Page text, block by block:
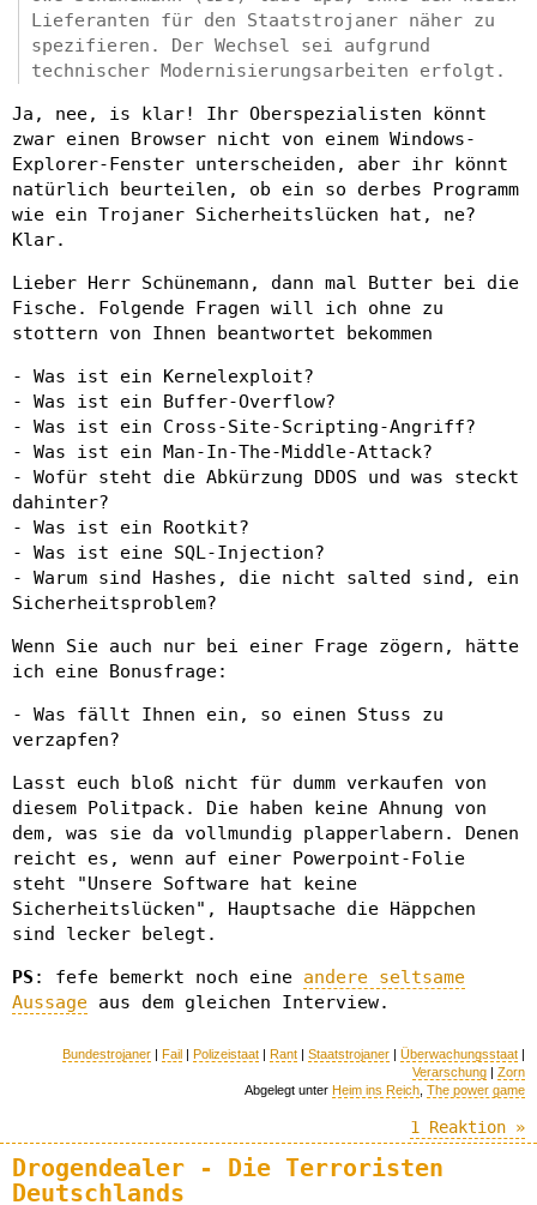
Lieferanten für den Staatstrojaner näher zu
spezifieren. Der Wechsel sei aufgrund
technischer Modernisierungsarbeiten erfolgt.
Ja, nee, is klar! Ihr Oberspezialisten könnt
zwar einen Browser nicht von einem Windows-
Explorer-Fenster unterscheiden, aber ihr könnt
natürlich beurteilen, ob ein so derbes Programm
wie ein Trojaner Sicherheitslücken hat, ne?
Klar.
Lieber Herr Schünemann, dann mal Butter bei die
Fische. Folgende Fragen will ich ohne zu
stottern von Ihnen beantwortet bekommen
- Was ist ein Kernelexploit?
- Was ist ein Buffer-Overflow?
- Was ist ein Cross-Site-Scripting-Angriff?
- Was ist ein Man-In-The-Middle-Attack?
- Wofür steht die Abkürzung DDOS und was steckt
dahinter?
- Was ist ein Rootkit?
- Was ist eine SQL-Injection?
- Warum sind Hashes, die nicht salted sind, ein
Sicherheitsproblem?
Wenn Sie auch nur bei einer Frage zögern, hätte
ich eine Bonusfrage:
- Was fällt Ihnen ein, so einen Stuss zu
verzapfen?
Lasst euch bloß nicht für dumm verkaufen von
diesem Politpack. Die haben keine Ahnung von
dem, was sie da vollmundig plapperlabern. Denen
reicht es, wenn auf einer Powerpoint-Folie
steht "Unsere Software hat keine
Sicherheitslücken", Hauptsache die Häppchen
sind lecker belegt.
PS : fefe bemerkt noch eine andere seltsame
Aussage aus dem gleichen Interview.
Bundestrojaner | Fail | Polizeistaat | Rant | Staatstrojaner | Überwachungsstaat |
Verarschung | Zorn
Abgelegt unter Heim ins Reich The power game
1 Reaktion »
Drogendealer - Die Terroristen
Deutschlands